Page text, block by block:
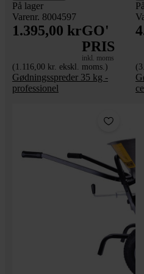
På lager
Varenr. 8004597
1.395,00 krGO'
PRIS
inkl. moms
(1.116,00 kr. ekskl. moms.)
Gødningsspreder 35 kg -
professionel